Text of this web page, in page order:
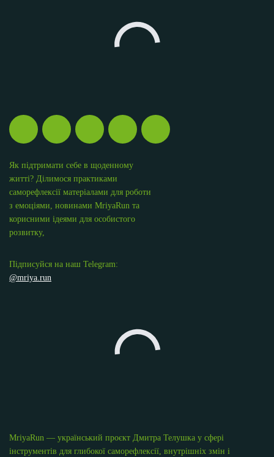
Як підтримати себе в щоденному
житті? Ділимося практиками
саморефлексії матеріалами для роботи
з емоціями, новинами MriyaRun та
корисними ідеями для особистого
розвитку,
Підписуйся на наш Telegram:
@mriya.run
MriyaRun — український проєкт Дмитра Телушка у сфері
інструментів для глибокої саморефлексії, внутрішніх змін і